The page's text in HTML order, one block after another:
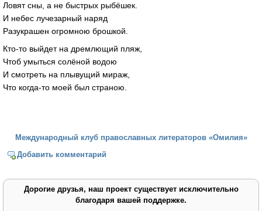
Ловят сны, а не быстрых рыбёшек.
И небес лучезарный наряд
Разукрашен огромною брошкой.
Кто-то выйдет на дремлющий пляж,
Чтоб умыться солёной водою
И смотреть на плывущий мираж,
Что когда-то моей был страною.
Международный клуб православных литераторов «Омилия»
Добавить комментарий
Дорогие друзья, наш проект существует исключительно
благодаря вашей поддержке.